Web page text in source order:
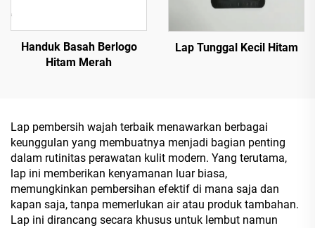
Handuk Basah Berlogo
Hitam Merah
Lap Tunggal Kecil Hitam
Lap pembersih wajah terbaik menawarkan berbagai
keunggulan yang membuatnya menjadi bagian penting
dalam rutinitas perawatan kulit modern. Yang terutama,
lap ini memberikan kenyamanan luar biasa,
memungkinkan pembersihan efektif di mana saja dan
kapan saja, tanpa memerlukan air atau produk tambahan.
Lap ini dirancang secara khusus untuk lembut namun